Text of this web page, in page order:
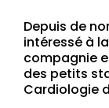
Depuis de
intéressé à
compagnie
des petits
Cardiologie